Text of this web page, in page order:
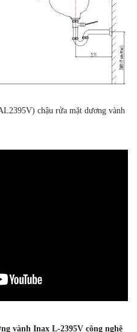
chậu rửa mặt dương vành
vành Inax L-2395V công nghệ